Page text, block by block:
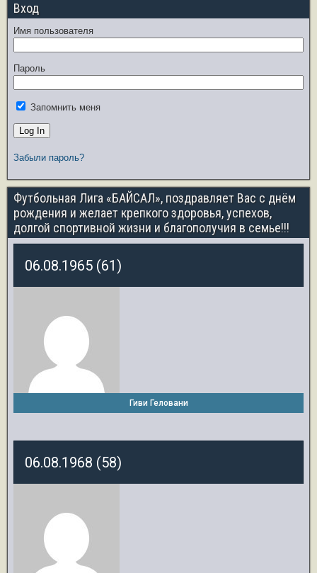
Вход
Имя пользователя
Пароль
Запомнить меня
Забыли пароль?
Футбольная Лига «БАЙСАЛ», поздравляет Вас с днём
рождения и желает крепкого здоровья, успехов,
долгой спортивной жизни и благополучия в семье!!!
06.08.1965 (61)
Гиви Геловани
06.08.1968 (58)